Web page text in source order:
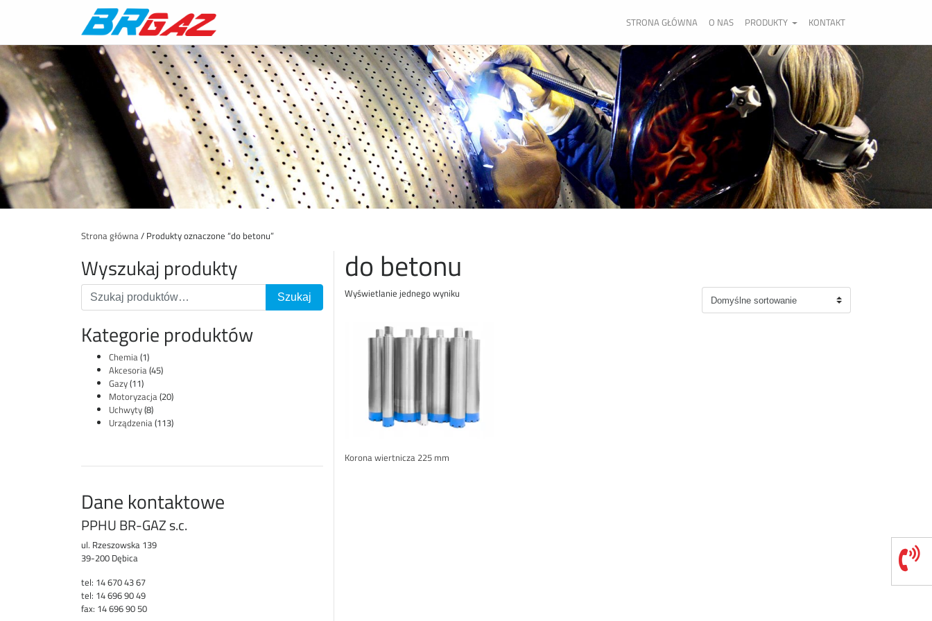
STRONA GŁÓWNA O NAS PRODUKTY KONTAKT
Strona główna/ Produkty oznaczone “do betonu”
Wyszukaj produkty
Kategorie produktów
Chemia(1)
Akcesoria(45)
Gazy(11)
Motoryzacja(20)
Uchwyty(8)
Urządzenia(113)
Dane kontaktowe
PPHU BR-GAZ s.c.
ul. Rzeszowska 139
39-200 Dębica
tel: 14 670 43 67
tel: 14 696 90 49
fax: 14 696 90 50
do betonu
Wyświetlanie jednego wyniku
Korona wiertnicza 225 mm